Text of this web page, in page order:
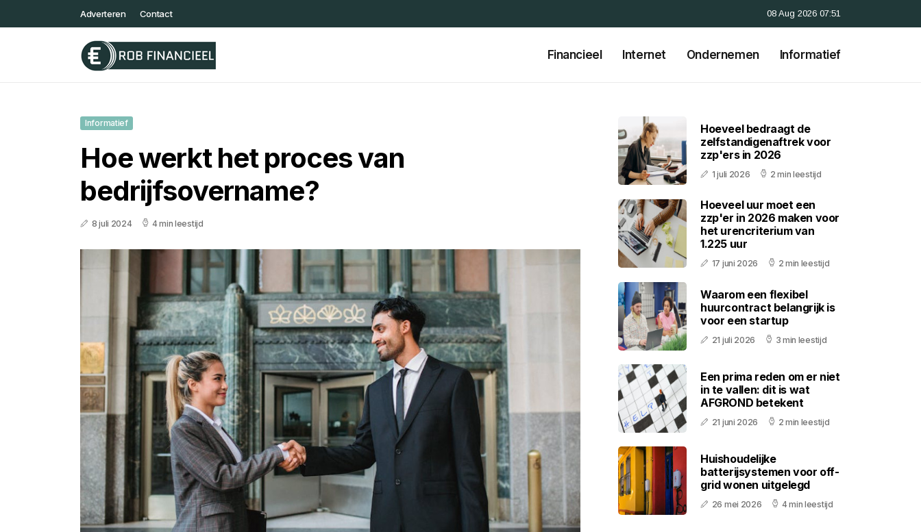
Adverteren Contact 08 Aug 2026 07:51
Financieel Internet Ondernemen Informatief
Informatief
Hoe werkt het proces van
bedrijfsovername?
8 juli 2024 4 min leestijd
Hoeveel bedraagt de
zelfstandigenaftrek voor
zzp'ers in 2026
1 juli 2026 2 min leestijd
Hoeveel uur moet een
zzp'er in 2026 maken voor
het urencriterium van
1.225 uur
17 juni 2026 2 min leestijd
Waarom een flexibel
huurcontract belangrijk is
voor een startup
21 juli 2026 3 min leestijd
Een prima reden om er niet
in te vallen: dit is wat
AFGROND betekent
21 juni 2026 2 min leestijd
Huishoudelijke
batterijsystemen voor off-
grid wonen uitgelegd
26 mei 2026 4 min leestijd